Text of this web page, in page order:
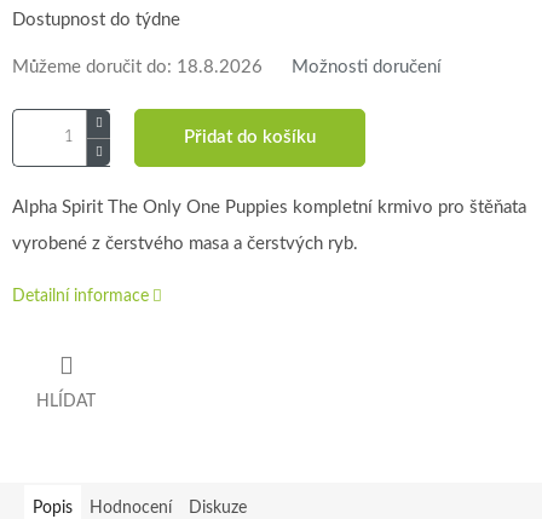
Dostupnost do týdne
Můžeme doručit do: 18.8.2026 Možnosti doručení
Přidat do košíku
Alpha Spirit The Only One Puppies kompletní krmivo pro štěňata
vyrobené z čerstvého masa a čerstvých ryb.
Detailní informace
HLÍDAT
Popis Hodnocení Diskuze